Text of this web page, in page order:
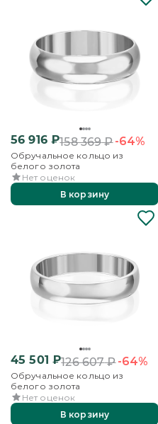
56 916₽158 369₽-64%
Обручальное кольцо из
белого золота
Нет оценок
В корзину
45 501 ₽126 607₽-64%
Обручальное кольцо из
белого золота
Нет оценок
В корзину